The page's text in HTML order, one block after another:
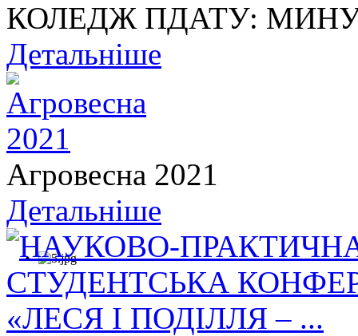
КОЛЕДЖ ПДАТУ:
Детальніше
Агровесна 2021
Детальніше